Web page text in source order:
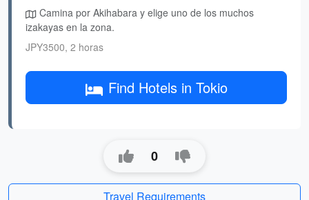
Camina por Akihabara y elige uno de los muchos
izakayas en la zona.
JPY3500, 2 horas
Find Hotels in Tokio
0
Travel Requirements